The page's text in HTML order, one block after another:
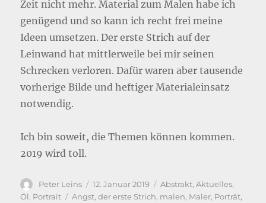
Zeit nicht mehr. Material zum Malen habe ich
genügend und so kann ich recht frei meine
Ideen umsetzen. Der erste Strich auf der
Leinwand hat mittlerweile bei mir seinen
Schrecken verloren. Dafür waren aber tausende
vorherige Bilde und heftiger Materialeinsatz
notwendig.
Ich bin soweit, die Themen können kommen.
2019 wird toll.
Autor
Peter Leins
Veröffentlicht
am
12. Januar 2019 Kategorien
Abstrakt,Aktuelles,
Öl, Portrait Schlagwörter
Angst,der erste Strich, malen, Maler, Porträt,